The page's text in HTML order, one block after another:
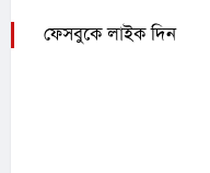
ফেসবুকে লাইক দিন